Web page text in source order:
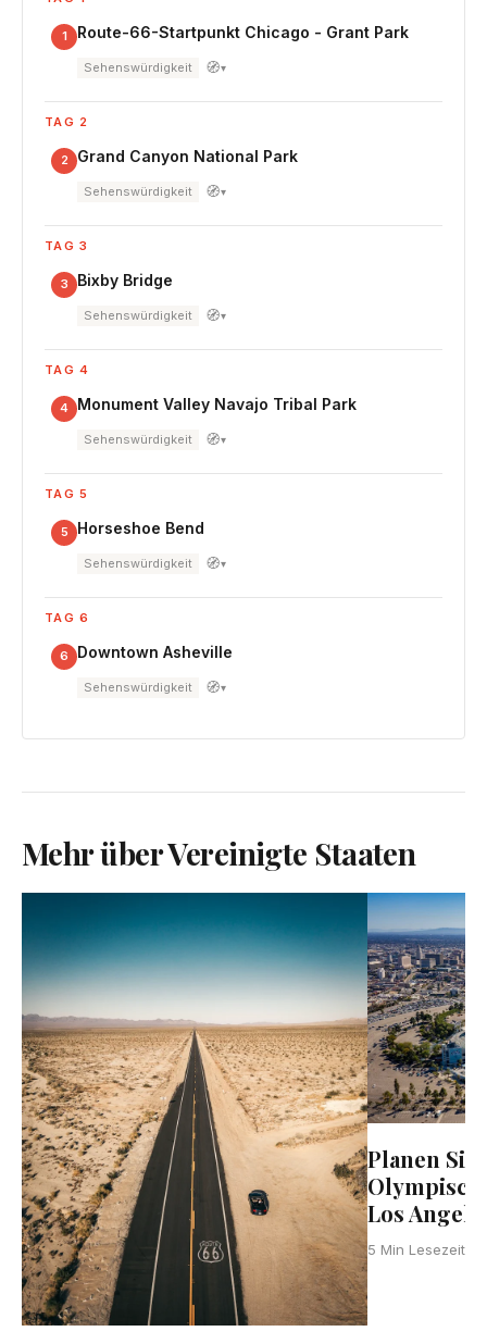
1 Route-66-Startpunkt Chicago - Grant Park
Sehenswürdigkeit 🧭▾
TAG 2
2 Grand Canyon National Park
Sehenswürdigkeit 🧭▾
TAG 3
3 Bixby Bridge
Sehenswürdigkeit 🧭▾
TAG 4
4 Monument Valley Navajo Tribal Park
Sehenswürdigkeit 🧭▾
TAG 5
5 Horseshoe Bend
Sehenswürdigkeit 🧭▾
TAG 6
6 Downtown Asheville
Sehenswürdigkeit 🧭▾
Mehr über Vereinigte Staaten
Planen Sie
Los
5 Min Lesezeit